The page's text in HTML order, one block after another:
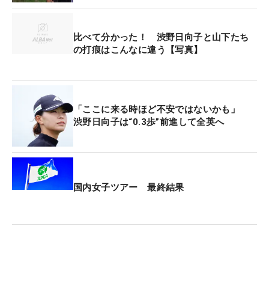
が、「（コンディションは）きのうと変わった感じ
はなく、自分のストロークが良くなかった」。バー
ディは2メートルを決めた4番パー5のみで、悪い流
れを立て直すことができなかった。
の「69」をマーク。「今週、いいショットもたくさ
んあった」と、前向きさも忘れない。次戦はメジャ
ー今季最終戦の全英。「修正を来週につなげられた
ら。来週は来週で頑張りたい」とすぐさま気持ちを
切り替えた。（文・笠井あかり）
比べて分かった！ 渋野日向子と山下たち
の打痕はこんなに違う【写真】
「ここに来る時ほど不安ではないかも」
渋野日向子は“0.3歩”前進して全英へ
国内女子ツアー 最終結果